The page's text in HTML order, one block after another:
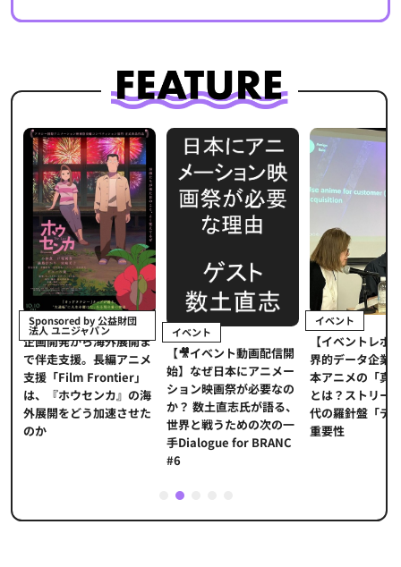
Sponsored by 公益財団
法人 ユニジャパン
企画開発から海外展開ま
で伴走支援。長編アニメ
支援「Film Frontier」
は、『ホウセンカ』の海
外展開をどう加速させた
のか
イベント
【🎥イベント動画配信開
始】なぜ日本にアニメー
ション映画祭が必要なの
か？ 数土直志氏が語る、
世界と戦うための次の一
手Dialogue for BRANC
#6
イベント
【イベントレポ
界的データ企業
本アニメの「真
とは？ストリー
代の羅針盤「デ
重要性
2